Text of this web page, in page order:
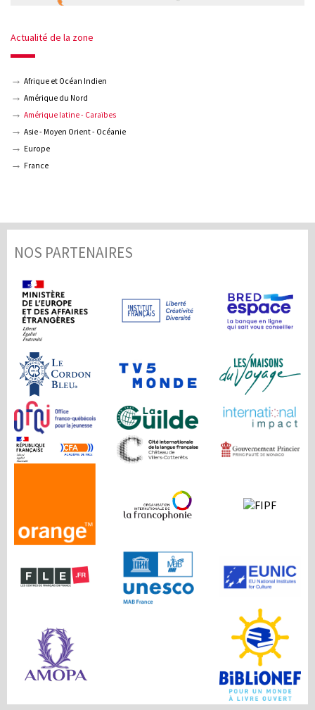
Actualité de la zone
Afrique et Océan Indien
Amérique du Nord
Amérique latine - Caraïbes
Asie - Moyen Orient - Océanie
Europe
France
NOS PARTENAIRES